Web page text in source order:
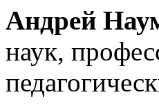
Андрей
наук,